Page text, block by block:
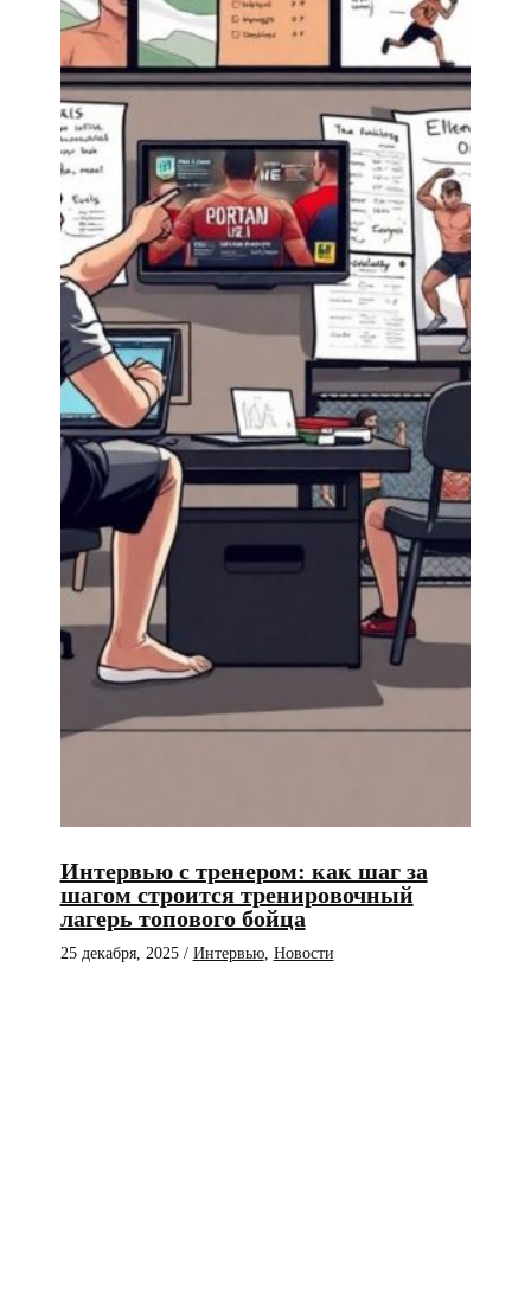
Интервью с тренером: как шаг за
шагом строится тренировочный
лагерь топового бойца
25 декабря, 2025 / Интервью, Новости